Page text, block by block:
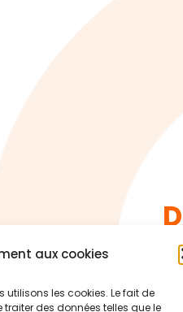
aux cookies
utilisons les cookies. Le fait de
des données telles que le
un